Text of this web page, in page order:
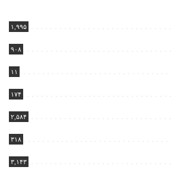
۱,۹۹۵
۹۰۸
۱۱
۱۷۴
۲,۵۸۴
۳۱۸
۳,۱۴۳